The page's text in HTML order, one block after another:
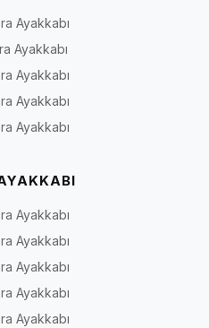
Ayakkabı
Ayakkabı
Ayakkabı
Ayakkabı
Ayakkabı
Ayakkabı
Ayakkabı
Ayakkabı
Ayakkabı
Ayakkabı